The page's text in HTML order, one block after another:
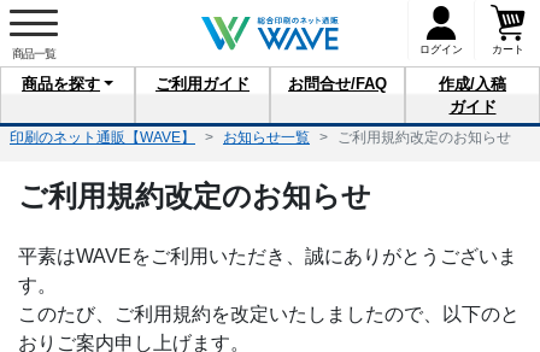
ログイン カート
商品を探す ご利用 ガイド お問合せ/FAQ
作成/入稿
ガイド
印刷のネット通販【WAVE】 お知らせ一覧 ご利用規約改定のお知らせ
ご利用規約改定のお知らせ
平素はWAVEをご利用いただき、誠にありがとうございま
す。
このたび、ご利用規約を改定いたしましたので、以下のと
おりご案内申し上げます。